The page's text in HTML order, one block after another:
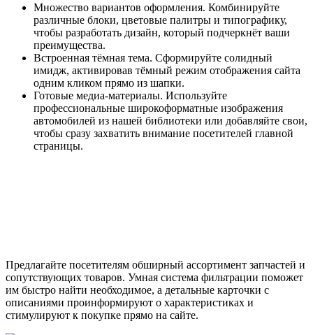
Множество вариантов оформления. Комбинируйте
различные блоки, цветовые палитры и типографику,
чтобы разработать дизайн, который подчеркнёт ваши
преимущества.
Встроенная тёмная тема. Сформируйте солидный
имидж, активировав тёмный режим отображения сайта
одним кликом прямо из шапки.
Готовые медиа-материалы. Используйте
профессиональные широкоформатные изображения
автомобилей из нашей библиотеки или добавляйте свои,
чтобы сразу захватить внимание посетителей главной
страницы.
Предлагайте посетителям обширный ассортимент запчастей и
сопутствующих товаров. Умная система фильтрации поможет
им быстро найти необходимое, а детальные карточки с
описаниями проинформируют о характеристиках и
стимулируют к покупке прямо на сайте.